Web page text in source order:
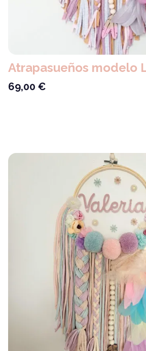
Atrapasueños modelo
69,00 €